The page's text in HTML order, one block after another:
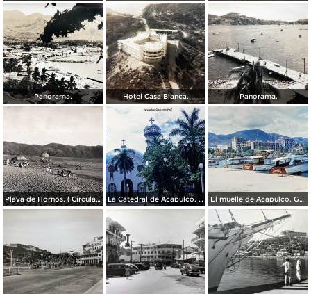
Panorama. Hotel Casa Blanca. Panorama.
Playa de Hornos. ( Circulada el 21 de Marzo de 1940 ). La Catedral de Acapulco, Guerrero 1967. El muelle de Acapulco, Guerrero 1967.